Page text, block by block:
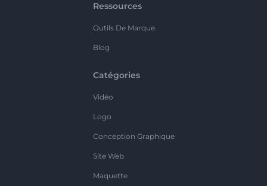
Ressources
Outils De Marque
Blog
Catégories
Vidéo
Logo
Conception Graphique
Site Web
Maquette